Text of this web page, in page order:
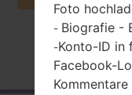
Startseite →
Foto
- Biografie -
-Konto-ID in
Facebook-